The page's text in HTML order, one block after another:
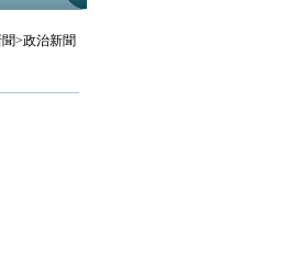
>政治新聞